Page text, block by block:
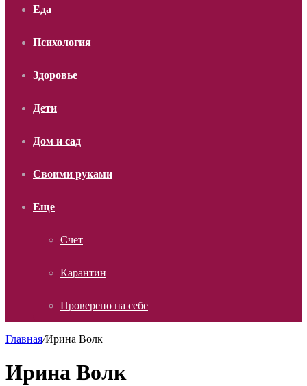
Еда
Психология
Здоровье
Дети
Дом и сад
Своими руками
Еще
Счет
Карантин
Проверено на себе
Главная/Ирина Волк
Ирина Волк